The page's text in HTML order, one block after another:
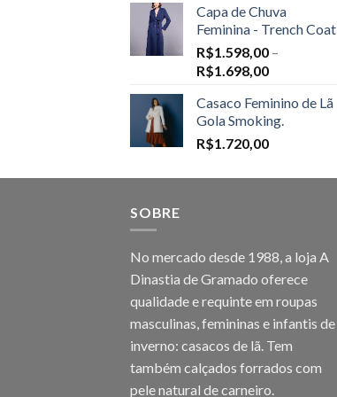
Capa de Chuva
Feminina - Trench Coat
R$1.598,00 –
R$1.698,00Price
R$1.598,00
through
R$1.698,00
Casaco Feminino de Lã
Gola Smoking.
R$1.720,00
SOBRE
No mercado desde 1988, a loja A
Dinastia de Gramado oferece
qualidade e requinte em roupas
masculinas, femininas e infantis de
inverno: casacos de lã. Tem
também calçados forrados com
pele natural de carneiro.